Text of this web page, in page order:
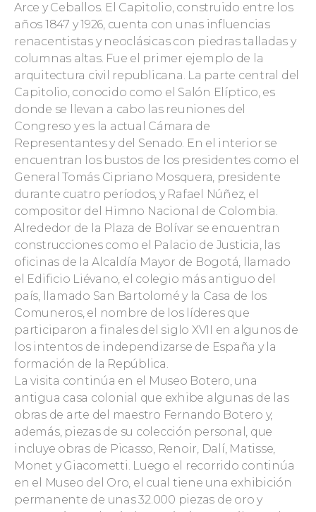
Arce y Ceballos. El Capitolio, construido entre los
años 1847 y 1926, cuenta con unas influencias
renacentistas y neoclásicas con piedras talladas y
columnas altas. Fue el primer ejemplo de la
arquitectura civil republicana. La parte central del
Capitolio, conocido como el Salón Elíptico, es
donde se llevan a cabo las reuniones del
Congreso y es la actual Cámara de
Representantes y del Senado. En el interior se
encuentran los bustos de los presidentes como el
General Tomás Cipriano Mosquera, presidente
durante cuatro períodos, y Rafael Núñez, el
compositor del Himno Nacional de Colombia.
Alrededor de la Plaza de Bolívar se encuentran
construcciones como el Palacio de Justicia, las
oficinas de la Alcaldía Mayor de Bogotá, llamado
el Edificio Liévano, el colegio más antiguo del
país, llamado San Bartolomé y la Casa de los
Comuneros, el nombre de los líderes que
participaron a finales del siglo XVII en algunos de
los intentos de independizarse de España y la
formación de la República.
La visita continúa en el Museo Botero, una
antigua casa colonial que exhibe algunas de las
obras de arte del maestro Fernando Botero y,
además, piezas de su colección personal, que
incluye obras de Picasso, Renoir, Dalí, Matisse,
Monet y Giacometti. Luego el recorrido continúa
en el Museo del Oro, el cual tiene una exhibición
permanente de unas 32.000 piezas de oro y